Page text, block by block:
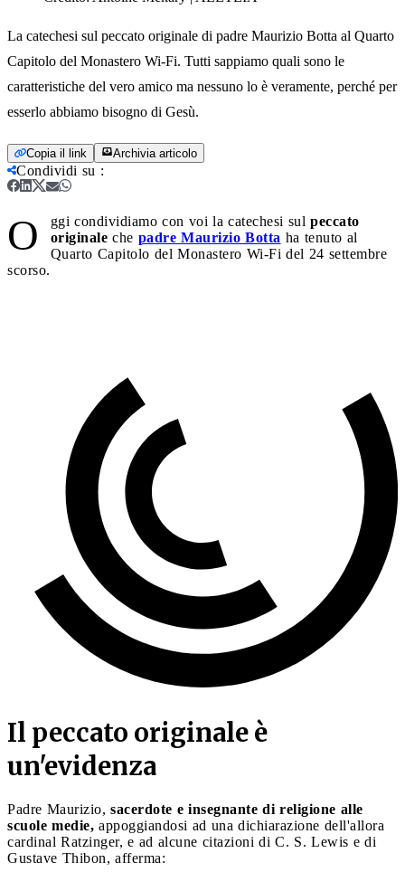
La catechesi sul peccato originale di padre Maurizio Botta al Quarto
Capitolo del Monastero Wi-Fi. Tutti sappiamo quali sono le
caratteristiche del vero amico ma nessuno lo è veramente, perché per
esserlo abbiamo bisogno di Gesù.
Copia il link Archivia articolo
Condividi su :
O ggi condividiamo con voi la catechesi sul peccato
originale che padre Maurizio Botta ha tenuto al
Quarto Capitolo del Monastero Wi-Fi del 24 settembre
scorso.
Il peccato originale è
un'evidenza
Padre Maurizio, sacerdote e insegnante di religione alle
scuole medie, appoggiandosi ad una dichiarazione dell'allora
cardinal Ratzinger, e ad alcune citazioni di C. S. Lewis e di
Gustave Thibon, afferma: